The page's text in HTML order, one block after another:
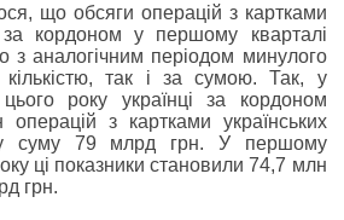
що обсяги операцій з картками
за кордоном у першому кварталі
з аналогічним періодом минулого
так і за сумою. Так, у
року українці за кордоном
з картками українських
суму 79 млрд грн. У першому
ці показники становили 74,7 млн
грн.